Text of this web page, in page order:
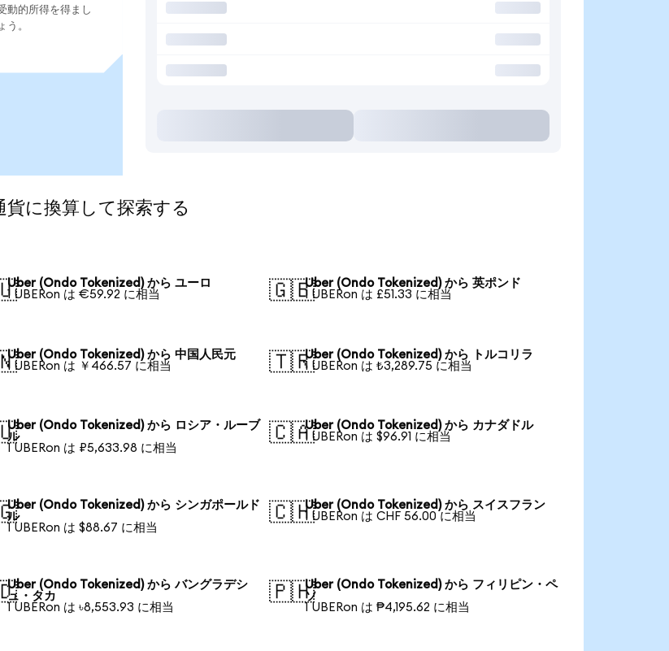
動的所得を得まし
ょう。
に換算して探索する
Uber (Ondo Tokenized) から ユーロ
1 UBERon は €59.92 に相当
🇬🇧Uber (Ondo Tokenized) から 英ポンド
1 UBERon は £51.33 に相当
Uber (Ondo Tokenized) から 中国人民元
1 UBERon は ￥466.57 に相当
🇹🇷Uber (Ondo Tokenized) から トルコリラ
1 UBERon は ₺3,289.75 に相当
Uber (Ondo Tokenized) から ロシア・ルーブ
ル
1 UBERon は ₽5,633.98 に相当
🇨🇦Uber (Ondo Tokenized) から カナダドル
1 UBERon は $96.91 に相当
Uber (Ondo Tokenized) から シンガポールド
ル
1 UBERon は $88.67 に相当
🇨🇭Uber (Ondo Tokenized) から スイスフラン
1 UBERon は CHF 56.00 に相当
Uber (Ondo Tokenized) から バングラデシ
ュ・タカ
1 UBERon は ৳8,553.93 に相当
🇵🇭Uber (Ondo Tokenized) から フィリピン・ペ
ソ
1 UBERon は ₱4,195.62 に相当